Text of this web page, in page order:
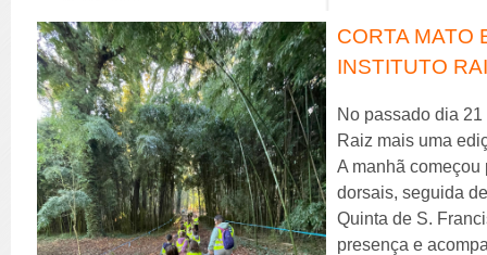
CORTA MATO
INSTITUTO
No passado dia
Raiz mais uma
A manhã
dorsais, seguida
Quinta de S.
presença e